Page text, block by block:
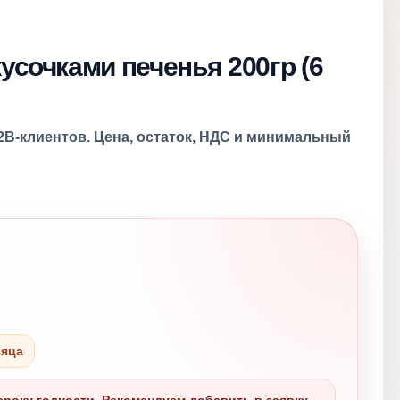
печенья 200гр (6
клиентов. Цена, остаток, НДС и минимальный